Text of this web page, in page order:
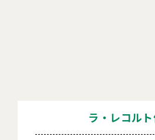
ラ・レコル